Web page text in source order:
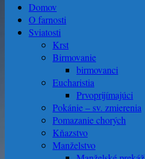
Domov
O farnosti
Sviatosti
Krst
Birmovanie
birmovanci
Eucharistia
Prvoprijímajúci
Pokánie – sv. zmierenia
Pomazanie chorých
Kňazstvo
Manželstvo